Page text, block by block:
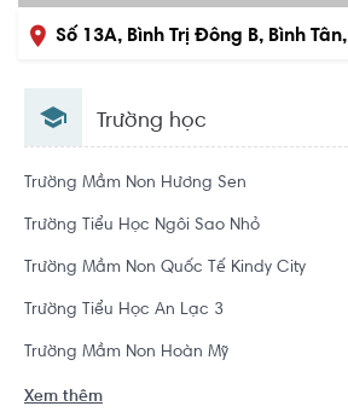
Số 13A, Bình Trị Đông B, Bình Tân,
Trường học
Trường Mầm Non Hương Sen
Trường Tiểu Học Ngôi Sao Nhỏ
Trường Mầm Non Quốc Tế Kindy City
Trường Tiểu Học An Lạc 3
Trường Mầm Non Hoàn Mỹ
Xem thêm